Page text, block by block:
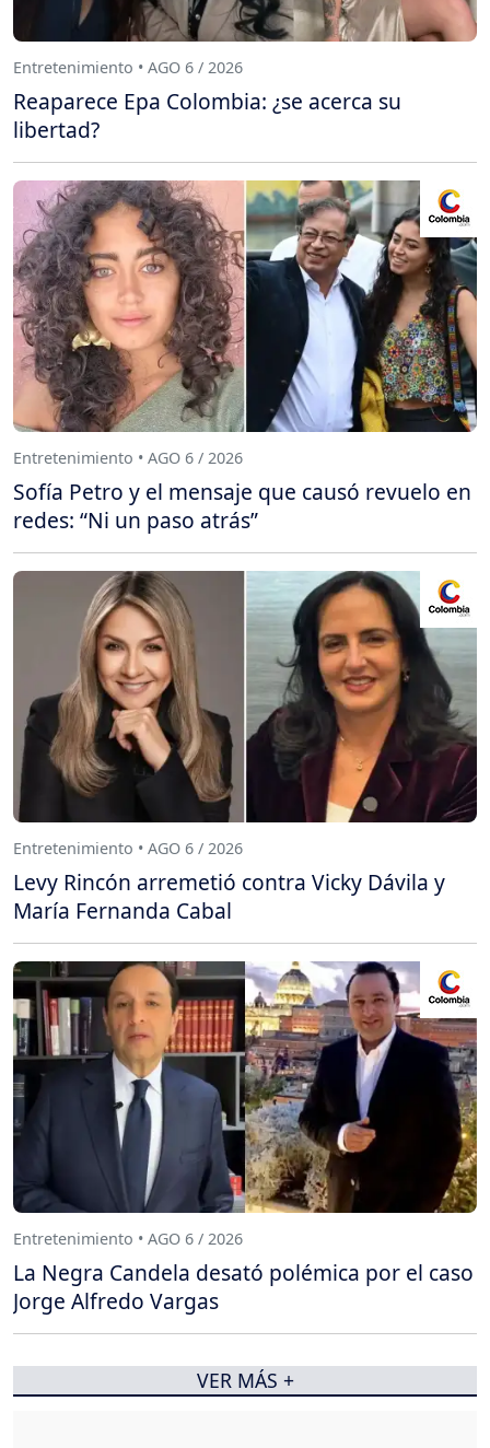
Entretenimiento • AGO 6 / 2026
Reaparece Epa Colombia: ¿se acerca su
libertad?
Entretenimiento • AGO 6 / 2026
Sofía Petro y el mensaje que causó revuelo en
redes: “Ni un paso atrás”
Entretenimiento • AGO 6 / 2026
Levy Rincón arremetió contra Vicky Dávila y
María Fernanda Cabal
Entretenimiento • AGO 6 / 2026
La Negra Candela desató polémica por el caso
Jorge Alfredo Vargas
VER MÁS +